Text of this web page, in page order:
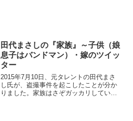
田代まさしの『家族』～子供（娘
息子はバンドマン）・嫁のツイッ
ター
2015年7月10日、元タレントの田代まさ
し氏が、盗撮事件を起こしたことが分か
りました。家族はさぞガッカリしている